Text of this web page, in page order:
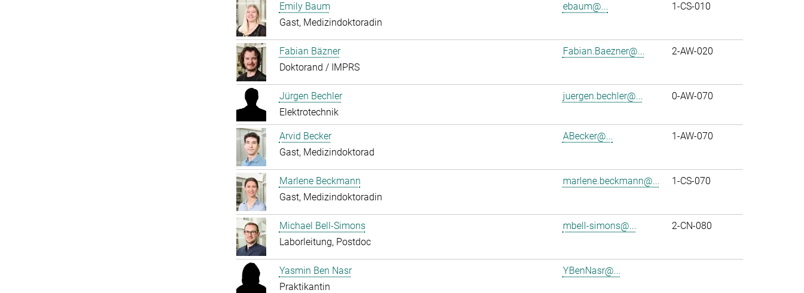
Emily Baum
Gast, Medizindoktoradin
ebaum@... 1-CS-010
Fabian Bäzner
Doktorand / IMPRS
Fabian.Baezner@... 2-AW-020
Jürgen Bechler
Elektrotechnik
juergen.bechler@... 0-AW-070
Arvid Becker
Gast, Medizindoktorad
ABecker@... 1-AW-070
Marlene Beckmann
Gast, Medizindoktoradin
marlene.beckmann@... 1-CS-070
Michael Bell-Simons
Laborleitung, Postdoc
mbell-simons@... 2-CN-080
Yasmin Ben Nasr
Praktikantin
YBenNasr@...